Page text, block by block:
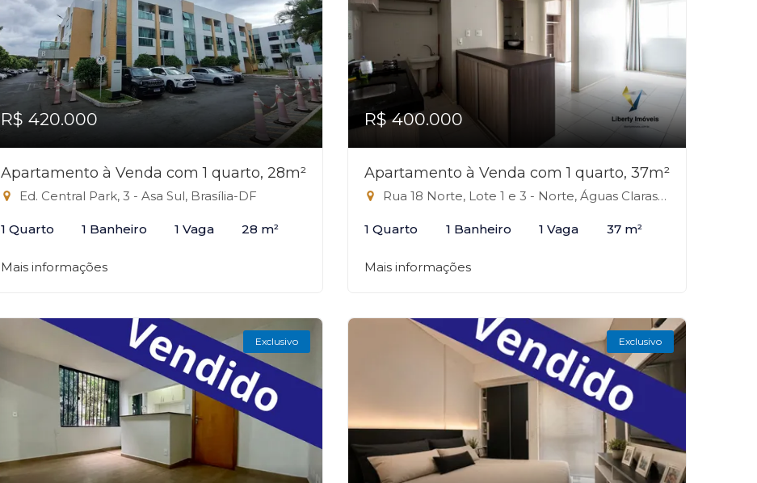
R$ 420.000
Apartamento à Venda com 1 quarto, 28m²
Ed. Central Park, 3 - Asa Sul, Brasília-DF
1 Quarto 1 Banheiro 1 Vaga 28 m²
Mais informações
R$ 400.000
Apartamento à Venda com 1 quarto, 37m²
Rua 18 Norte, Lote 1 e 3 - Norte, Águas Claras-DF
1 Quarto 1 Banheiro 1 Vaga 37 m²
Mais informações
Exclusivo Exclusivo